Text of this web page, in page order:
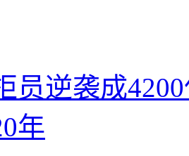
员逆袭成
年